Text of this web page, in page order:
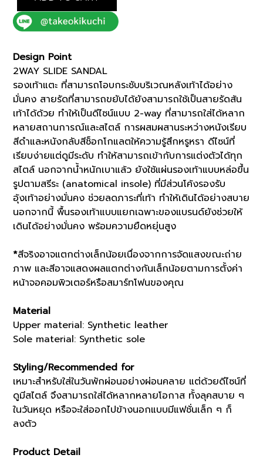
(07002654)
*ECS
quantity
Design Point
2WAY SLIDE SANDAL
รองเท้าแตะ ที่สามารถโอบกระชับบริเวณหลังเท้าได้อย่าง
มั่นคง สายรัดที่สามารถขยับได้ยังสามารถใช้เป็นสายรัดส้น
เท้าได้ด้วย ทำให้เป็นดีไซน์แบบ 2-way ที่สามารถใส่ได้หลาก
หลายสถานการณ์และสไตล์ การผสมผสานระหว่างหนังเรียบ
สีดำและหนังกลับสีช็อกโกแลตให้ความรู้สึกหรูหรา ดีไซน์ที่
เรียบง่ายแต่ดูมีระดับ ทำให้สามารถเข้ากับการแต่งตัวได้ทุก
สไตล์ นอกจากน้ำหนักเบาแล้ว ยังใช้แผ่นรองเท้าแบบหล่อขึ้น
รูปตามสรีระ (anatomical insole) ที่มีส่วนโค้งรองรับ
อุ้งเท้าอย่างมั่นคง ช่วยลดภาระที่เท้า ทำให้เดินได้อย่างสบาย
นอกจากนี้ พื้นรองเท้าแบบแยกเฉพาะของแบรนด์ยังช่วยให้
เดินได้อย่างมั่นคง พร้อมความยืดหยุ่นสูง
*สีจริงอาจแตกต่างเล็กน้อยเนื่องจากการจัดแสงขณะถ่าย
ภาพ และสีอาจแสดงผลแตกต่างกันเล็กน้อยตามการตั้งค่า
หน้าจอคอมพิวเตอร์หรือสมาร์ทโฟนของคุณ
Material
Upper material: Synthetic leather
Sole material: Synthetic sole
Styling/Recommended for
เหมาะสำหรับใส่ในวันพักผ่อนอย่างผ่อนคลาย แต่ด้วยดีไซน์ที่
ดูมีสไตล์ จึงสามารถใส่ได้หลากหลายโอกาส ทั้งลุคสบาย ๆ
ในวันหยุด หรือจะใส่ออกไปข้างนอกแบบมีแฟชั่นเล็ก ๆ ก็
ลงตัว
Product Detail